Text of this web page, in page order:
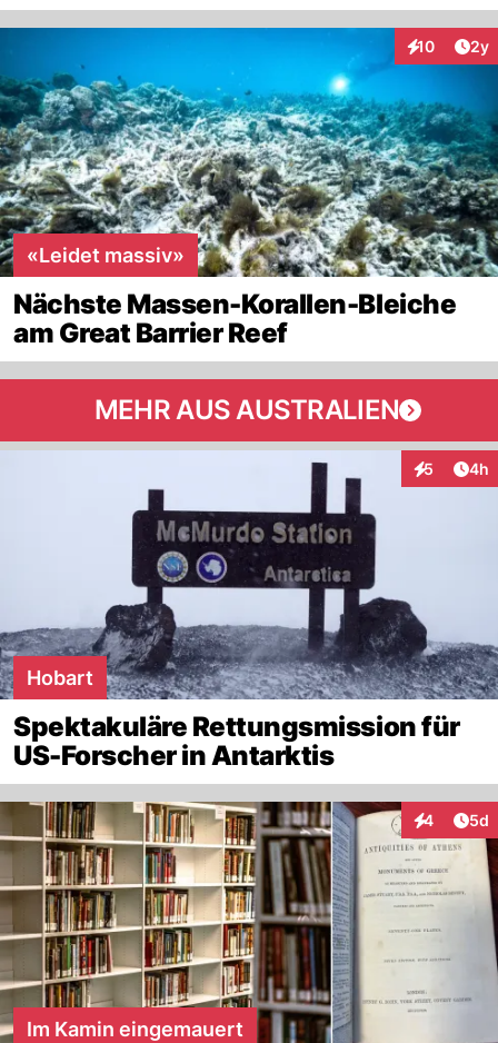
10 2y
«Leidet massiv»
Nächste Massen-Korallen-Bleiche
am Great Barrier Reef
MEHR AUS AUSTRALIEN
5 4h
Hobart
Spektakuläre Rettungsmission für
US-Forscher in Antarktis
4 5d
Im Kamin eingemauert